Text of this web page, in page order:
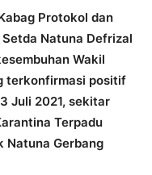
Protokol dan
Natuna Defrizal
Wakil
terkonfirmasi positif
Juli 2021, sekitar
Terpadu
Natuna Gerbang